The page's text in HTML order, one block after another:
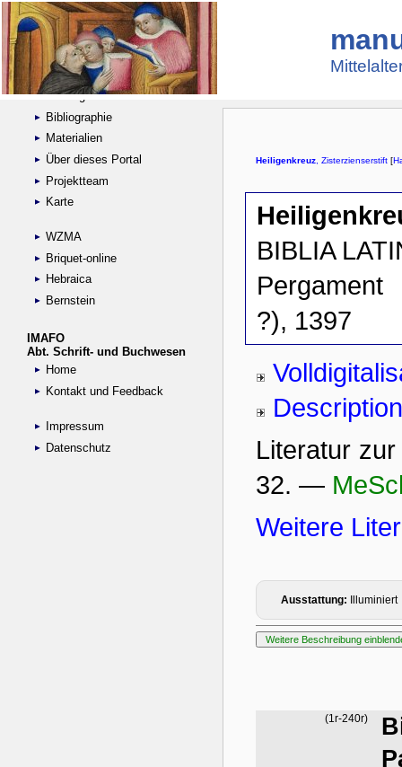
Suche
Handschriftensammlungen
Digitalisierte Handschriften
Kataloge
Bibliographie
Materialien
Über dieses Portal
Projektteam
Karte
WZMA
Briquet-online
Hebraica
Bernstein
IMAFO
Abt. Schrift- und Buchwesen
Home
Kontakt und Feedback
Impressum
Datenschutz